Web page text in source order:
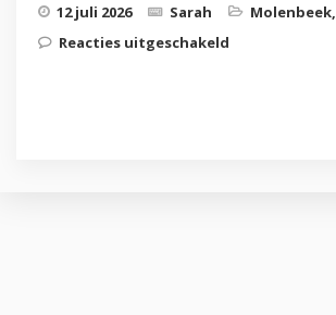
12 juli 2026 Sarah Molenbeek,
Reacties uitgeschakeld